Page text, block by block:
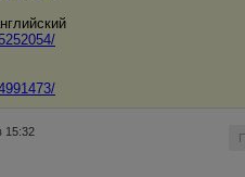
15:32